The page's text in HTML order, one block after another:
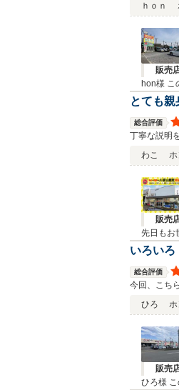
ｈｏｎ
販売
hon様 この度は温か
とても親
総合評価
丁寧な説明
わこ
販売
先日もお
します。
いろいろ
総合評価
今回、こち
にありがと
ひろ
販売
ひろ様